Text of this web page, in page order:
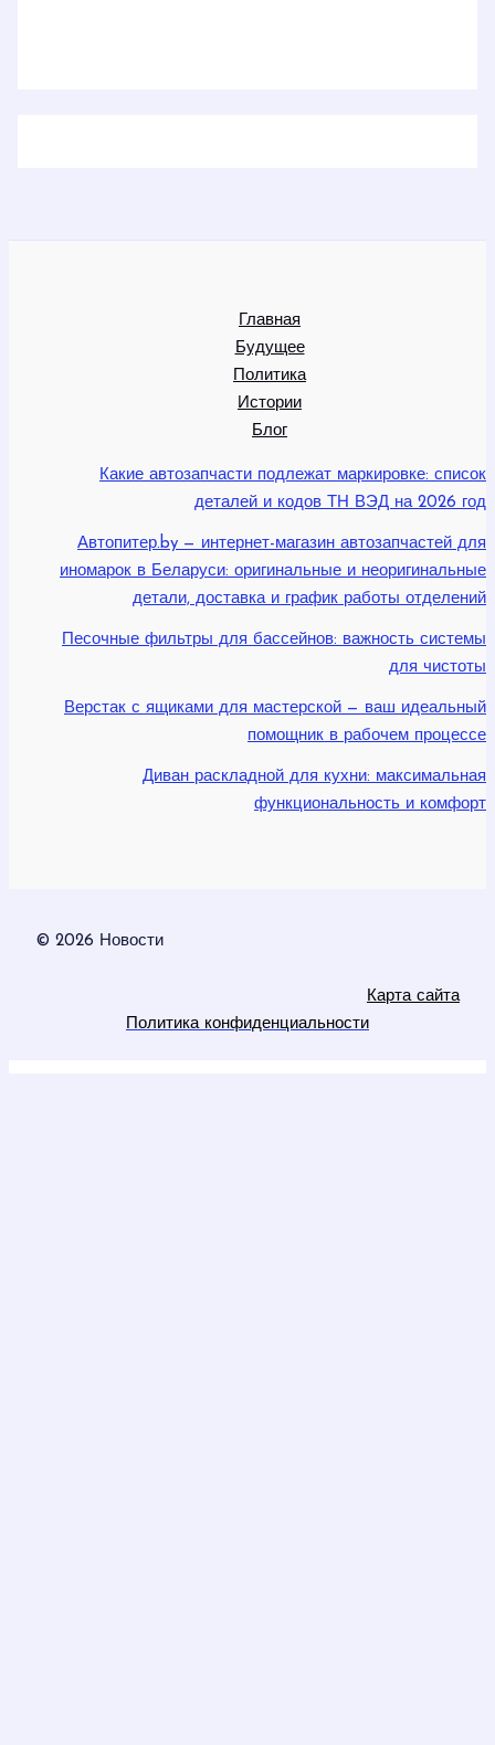
Главная
Будущее
Политика
Истории
Блог
Какие автозапчасти подлежат маркировке: список
деталей и кодов ТН ВЭД на 2026 год
Автопитер.by — интернет-магазин автозапчастей для
иномарок в Беларуси: оригинальные и неоригинальные
детали, доставка и график работы отделений
Песочные фильтры для бассейнов: важность системы
для чистоты
Верстак с ящиками для мастерской — ваш идеальный
помощник в рабочем процессе
Диван раскладной для кухни: максимальная
функциональность и комфорт
© 2026 Новости
Карта сайта
Политика конфиденциальности